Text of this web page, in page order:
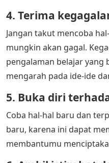
4. Terima
Jangan takut mencoba
mungkin akan gagal.
pengalaman belajar yang
mengarah pada ide-ide
5. Buka diri
Coba hal-hal baru dan
baru, karena ini dapat
membantumu